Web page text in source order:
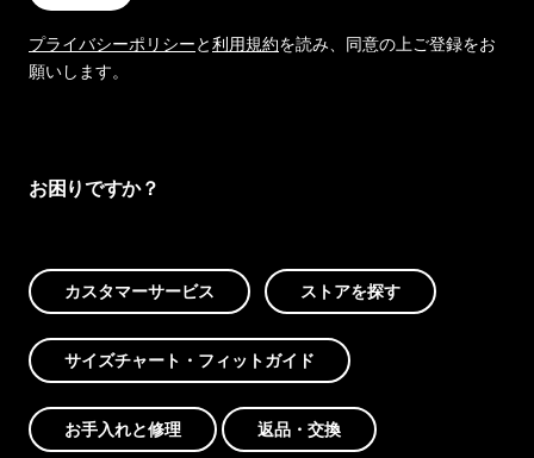
プライバシーポリシーと利用規約を読み、同意の上ご登録をお
願いします。
お困りですか？
カスタマーサービス ストアを探す
サイズチャート・フィットガイド
お手入れと修理 返品・交換